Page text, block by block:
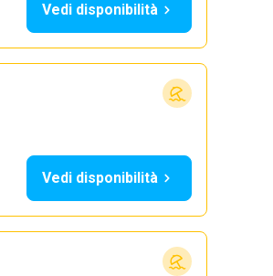
Vedi disponibilità
Vedi disponibilità